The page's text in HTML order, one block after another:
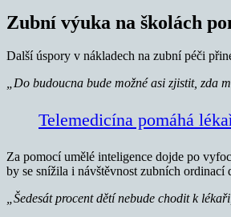
Zubní výuka na školách
Další úspory v nákladech na zubní péči
„Do budoucna bude možné asi zjistit, zda
Telemedicína pomáhá
Za pomocí umělé inteligence dojde po
by se snížila i návštěvnost zubních
„Šedesát procent dětí nebude chodit k